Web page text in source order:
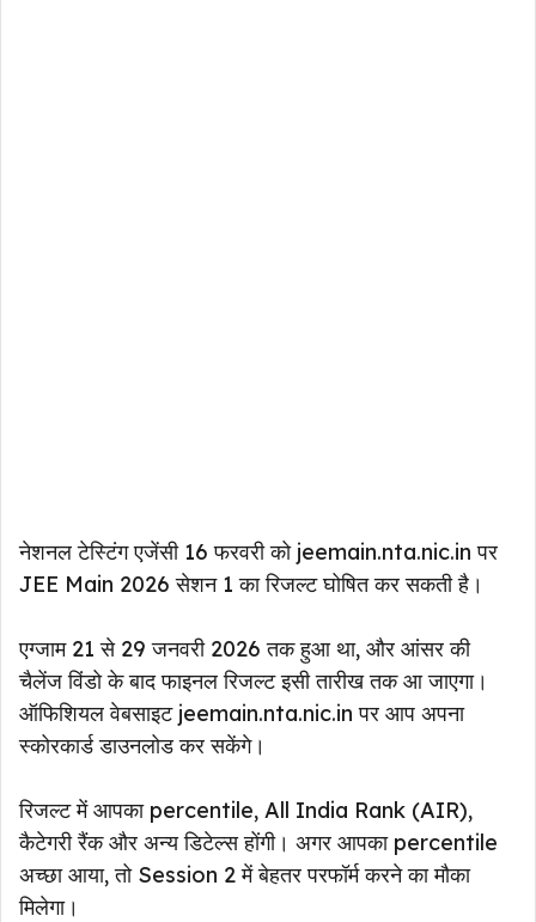
नेशनल टेस्टिंग एजेंसी 16 फरवरी को jeemain.nta.nic.in पर
JEE Main 2026 सेशन 1 का रिजल्ट घोषित कर सकती है।
एग्जाम 21 से 29 जनवरी 2026 तक हुआ था, और आंसर की
चैलेंज विंडो के बाद फाइनल रिजल्ट इसी तारीख तक आ जाएगा।
ऑफिशियल वेबसाइट jeemain.nta.nic.in पर आप अपना
स्कोरकार्ड डाउनलोड कर सकेंगे।
रिजल्ट में आपका percentile, All India Rank (AIR),
कैटेगरी रैंक और अन्य डिटेल्स होंगी। अगर आपका percentile
अच्छा आया, तो Session 2 में बेहतर परफॉर्म करने का मौका
मिलेगा।